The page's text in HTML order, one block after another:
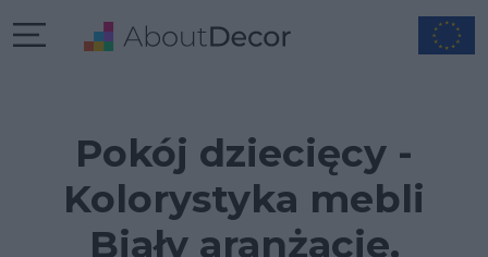
Pokój dziecięcy -
Kolorystyka mebli
Biały aranżacje,